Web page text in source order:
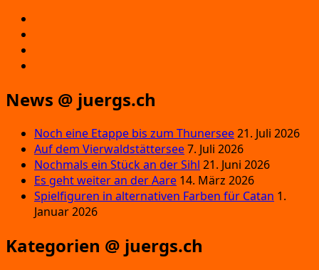
News @ juergs.ch
Noch eine Etappe bis zum Thunersee21. Juli 2026
Auf dem Vierwaldstättersee7. Juli 2026
Nochmals ein Stück an der Sihl 21. Juni 2026
Es geht weiter an der Aare 14. März 2026
Spielfiguren in alternativen Farben für Catan 1.
Januar 2026
Kategorien @ juergs.ch